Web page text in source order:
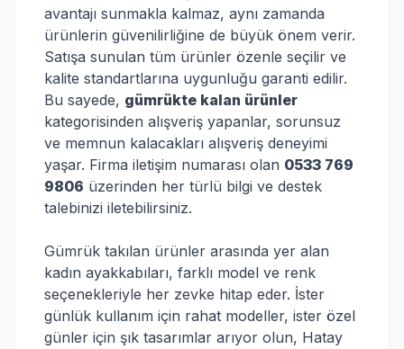
avantajı sunmakla kalmaz, aynı zamanda
ürünlerin güvenilirliğine de büyük önem verir.
Satışa sunulan tüm ürünler özenle seçilir ve
kalite standartlarına uygunluğu garanti edilir.
Bu sayede, gümrükte kalan ürünler
kategorisinden alışveriş yapanlar, sorunsuz
ve memnun kalacakları alışveriş deneyimi
yaşar. Firma iletişim numarası olan 0533 769
9806 üzerinden her türlü bilgi ve destek
talebinizi iletebilirsiniz.
Gümrük takılan ürünler arasında yer alan
kadın ayakkabıları, farklı model ve renk
seçenekleriyle her zevke hitap eder. İster
günlük kullanım için rahat modeller, ister özel
günler için şık tasarımlar arıyor olun, Hatay